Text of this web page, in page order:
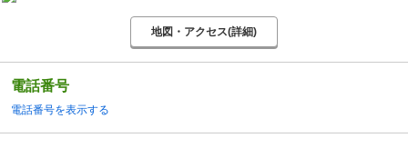
地図・アクセス(詳細)
電話番号
電話番号を表示する